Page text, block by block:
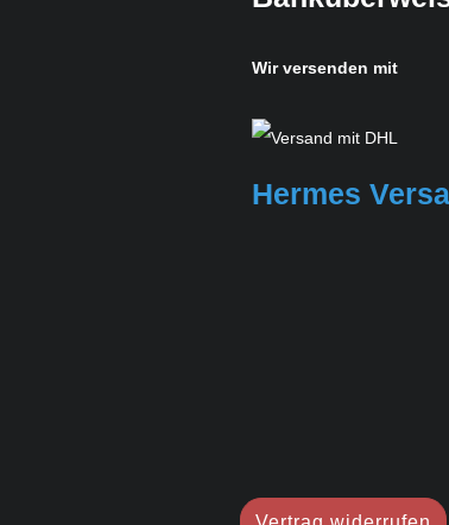
Wir versenden mit
Hermes